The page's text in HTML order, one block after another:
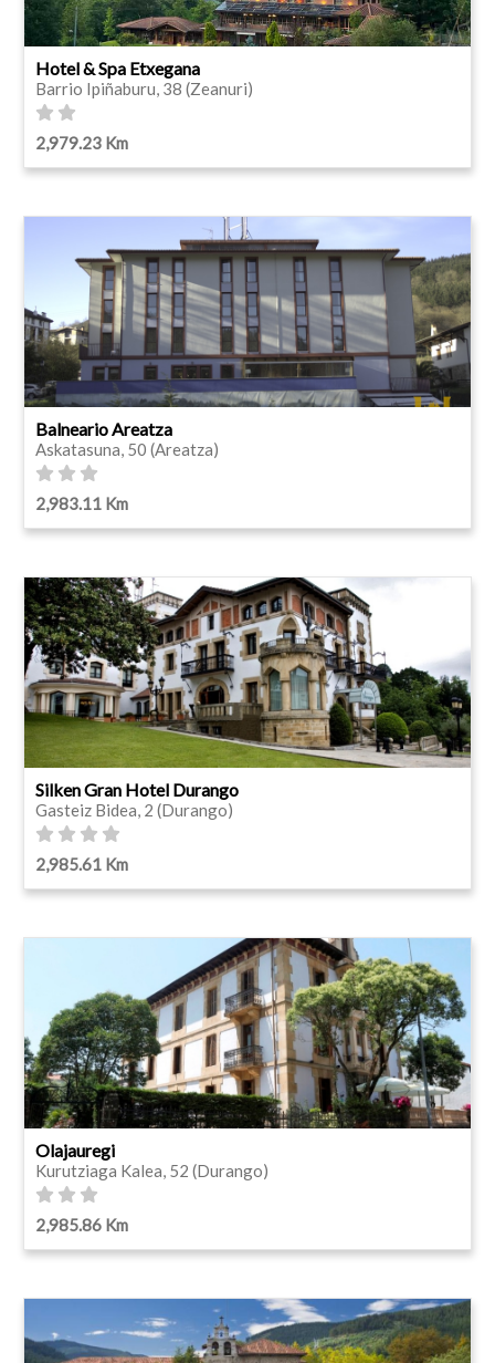
Hotel & Spa Etxegana
Barrio Ipiñaburu, 38 (Zeanuri)
2,979.23 Km
Balneario Areatza
Askatasuna, 50 (Areatza)
2,983.11 Km
Silken Gran Hotel Durango
Gasteiz Bidea, 2 (Durango)
2,985.61 Km
Olajauregi
Kurutziaga Kalea, 52 (Durango)
2,985.86 Km